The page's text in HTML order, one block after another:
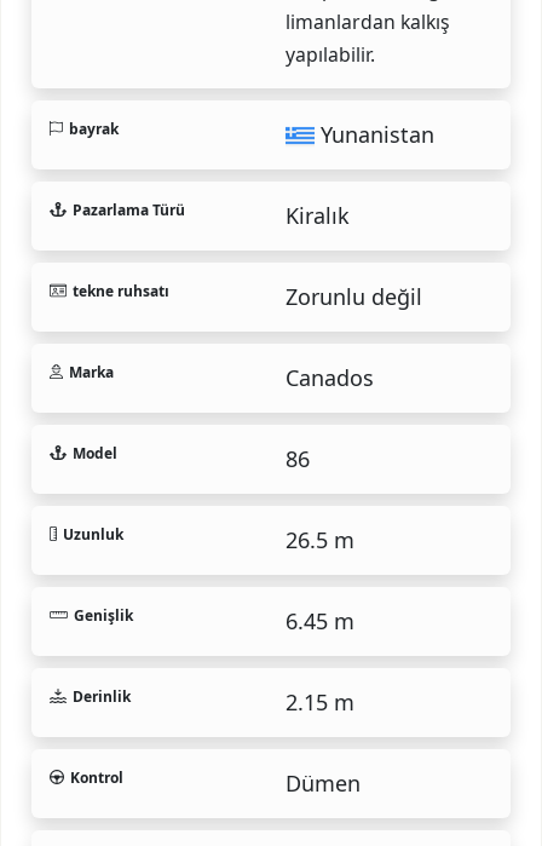
limanlardan kalkış
yapılabilir.
bayrak Yunanistan
Pazarlama Türü Kiralık
tekne ruhsatı Zorunlu değil
Marka Canados
Model 86
Uzunluk 26.5 m
Genişlik 6.45 m
Derinlik 2.15 m
Kontrol Dümen